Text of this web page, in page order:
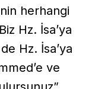
herhangi
Hz. İsa’ya
Hz. İsa’ya
ve